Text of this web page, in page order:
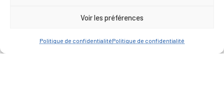
Voir les préférences
Politique de confidentialitéPolitique de confidentialité